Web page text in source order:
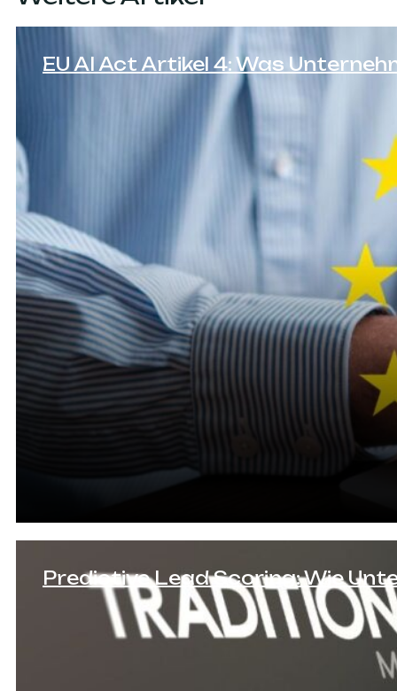
EU AI Act Artikel 4: Was
Predictive Lead Scoring: Wie